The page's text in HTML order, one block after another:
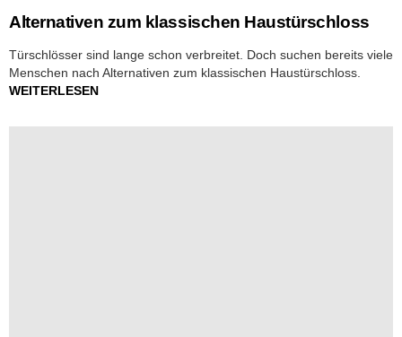
Alternativen zum klassischen Haustürschloss
Türschlösser sind lange schon verbreitet. Doch suchen bereits viele
Menschen nach Alternativen zum klassischen Haustürschloss.
WEITERLESEN